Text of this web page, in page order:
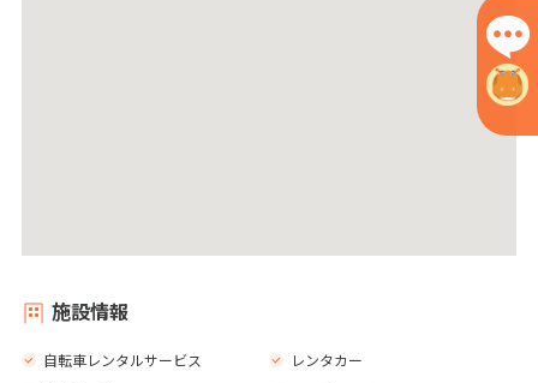
施設情報
自転車レンタルサービス
レンタカー